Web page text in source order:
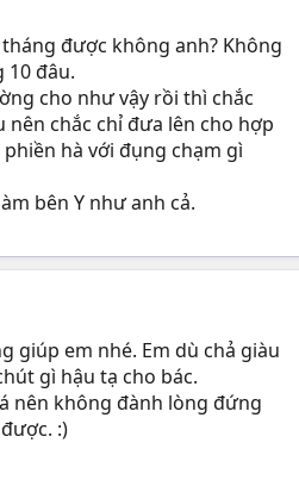
được không anh? Không
10 đâu.
cho như vậy rồi thì chắc
nên chắc chỉ đưa lên cho hợp
hà với đụng chạm gì
bên Y như anh cả.
giúp em nhé. Em dù chả giàu
gì hậu tạ cho bác.
nên không đành lòng đứng
:)